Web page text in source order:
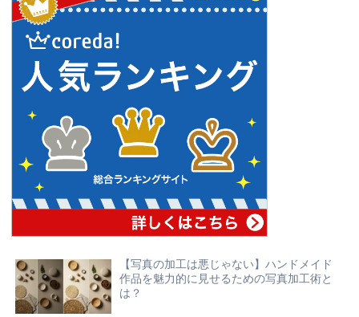
【写真の加工は悪じゃない】ハンドメイド
作品を魅力的に見せるための写真加工術と
は？